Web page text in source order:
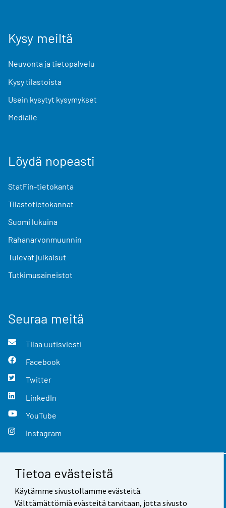
Tietoa evästeistä
Käytämme sivustollamme evästeitä.
Välttämättömiä evästeitä tarvitaan, jotta sivusto
Kysy meiltä
Neuvonta ja tietopalvelu
Kysy tilastoista
Usein kysytyt kysymykset
Medialle
Löydä nopeasti
StatFin-tietokanta
Tilastotietokannat
Suomi lukuina
Rahanarvonmuunnin
Tulevat julkaisut
Tutkimusaineistot
Seuraa meitä
Tilaa uutisviesti
Facebook
Twitter
LinkedIn
YouTube
Instagram
Yhteystiedot
Palaute